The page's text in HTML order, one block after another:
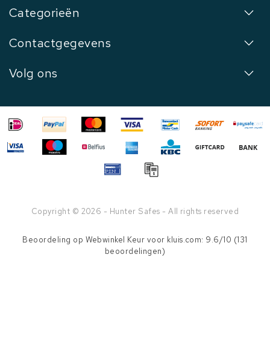
Categorieën
Contactgegevens
Volg ons
Copyright © 2026 - Hunter Safes - All rights reserved
Beoordeling op Webwinkel Keur voor kluis.com: 9.6/10 (131
beoordelingen)